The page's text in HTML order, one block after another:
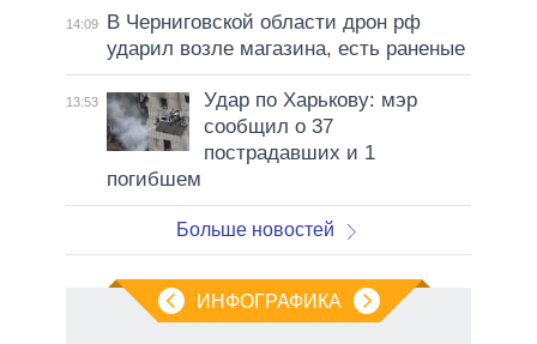
14:09
В Черниговской области дрон рф
ударил возле магазина, есть раненые
13:53
Удар по Харькову: мэр
сообщил о 37
пострадавших и 1
погибшем
Больше новостей
ИНФОГРАФИКА